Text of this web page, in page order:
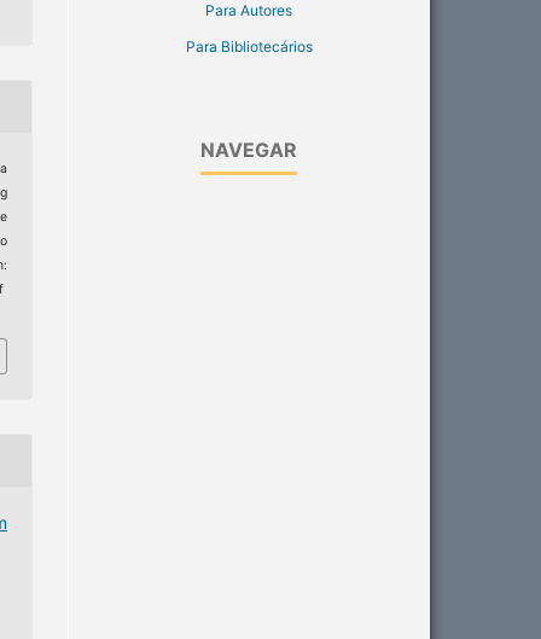
Para Autores
Para Bibliotecários
NAVEGAR